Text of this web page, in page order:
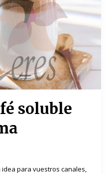
soluble
idea para vuestros canales,